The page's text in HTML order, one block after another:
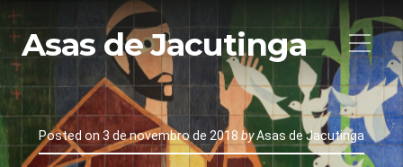
Asas de Jacutinga
Posted on3 de novembro de 2018 byAsas de Jacutinga